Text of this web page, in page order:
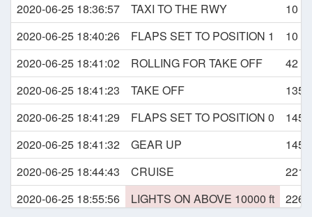
2020-06-25 18:36:57
TAXI TO THE RWY
10
2020-06-25 18:40:26
FLAPS SET TO POSITION 1
10
2020-06-25 18:41:02
ROLLING FOR TAKE OFF
42
2020-06-25 18:41:23
TAKE OFF
135
2020-06-25 18:41:29
FLAPS SET TO POSITION 0
145
2020-06-25 18:41:32
GEAR UP
145
2020-06-25 18:44:43
CRUISE
221
2020-06-25 18:55:56
LIGHTS ON ABOVE 10000 ft
226